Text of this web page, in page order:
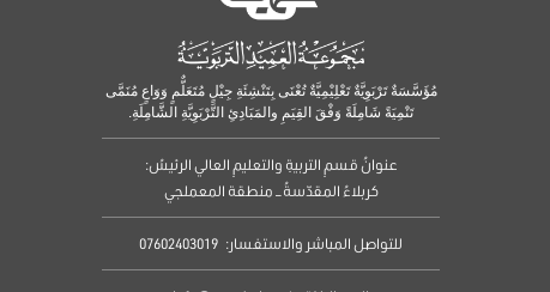
مُؤَسَّسَةٌ تَرْبَوِيَّةٌ تَعْلِيْمِيَّةٌ تُعْنَى بِتَنْشِئَةِ جِيْلٍ مُتَعَلٌّمٍ وَوَاعٍ مُنَمَّى
تَنْمِيَةً شَامِلَةً وَفْقَ القِيَمِ والمَبَادِئِ التَّرْبَوِيَّةِ الشَّامِلَةِ.
عنوانُ قسمِ التربيةِ والتعليمِ العالي الرئيسُ:
كربلاءُ المقدّسةُ – منطقة المعملجي
للتواصل المباشر والاستفسار: 07602403019